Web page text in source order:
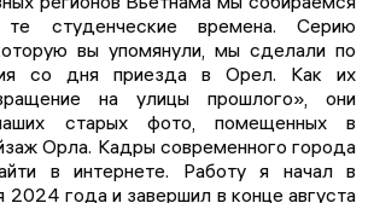
студенческие времена. Серию
вы упомянули, мы сделали по
со дня приезда в Орел. Как их
на улицы прошлого», они
старых фото, помещенных в
Орла. Кадры современного города
в интернете. Работу я начал в
2024 года и завершил в конце августа